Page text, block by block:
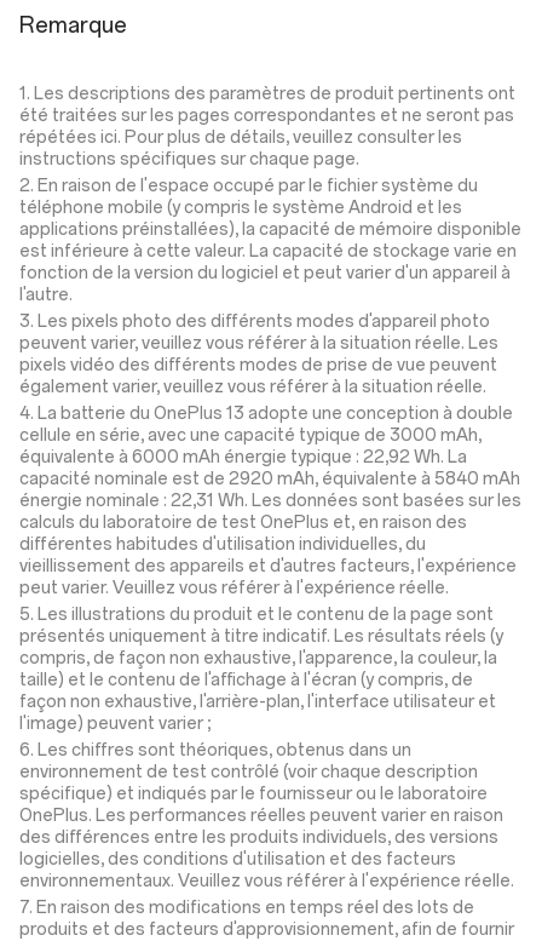
Remarque
1. Les descriptions des paramètres de produit pertinents ont
été traitées sur les pages correspondantes et ne seront pas
répétées ici. Pour plus de détails, veuillez consulter les
instructions spécifiques sur chaque page.
2. En raison de l'espace occupé par le fichier système du
téléphone mobile (y compris le système Android et les
applications préinstallées), la capacité de mémoire disponible
est inférieure à cette valeur. La capacité de stockage varie en
fonction de la version du logiciel et peut varier d'un appareil à
l'autre.
3. Les pixels photo des différents modes d'appareil photo
peuvent varier, veuillez vous référer à la situation réelle. Les
pixels vidéo des différents modes de prise de vue peuvent
également varier, veuillez vous référer à la situation réelle.
4. La batterie du OnePlus 13 adopte une conception à double
cellule en série, avec une capacité typique de 3000 mAh,
équivalente à 6000 mAh énergie typique : 22,92 Wh. La
capacité nominale est de 2920 mAh, équivalente à 5840 mAh
énergie nominale : 22,31 Wh. Les données sont basées sur les
calculs du laboratoire de test OnePlus et, en raison des
différentes habitudes d'utilisation individuelles, du
vieillissement des appareils et d'autres facteurs, l'expérience
peut varier. Veuillez vous référer à l'expérience réelle.
5. Les illustrations du produit et le contenu de la page sont
présentés uniquement à titre indicatif. Les résultats réels (y
compris, de façon non exhaustive, l'apparence, la couleur, la
taille) et le contenu de l'affichage à l'écran (y compris, de
façon non exhaustive, l'arrière-plan, l'interface utilisateur et
l'image) peuvent varier ;
6. Les chiffres sont théoriques, obtenus dans un
environnement de test contrôlé (voir chaque description
spécifique) et indiqués par le fournisseur ou le laboratoire
OnePlus. Les performances réelles peuvent varier en raison
des différences entre les produits individuels, des versions
logicielles, des conditions d'utilisation et des facteurs
environnementaux. Veuillez vous référer à l'expérience réelle.
7. En raison des modifications en temps réel des lots de
produits et des facteurs d'approvisionnement, afin de fournir